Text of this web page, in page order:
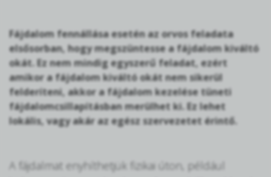
Fájdalom fennállása esetén az orvos feladata
elsősorban, hogy megszüntesse a fájdalom kiváltó
okát. Ez nem mindig egyszerű feladat, ezért
amikor a fájdalom kiváltó okát nem sikerül
felderíteni, akkor a fájdalom kezelése tüneti
fájdalomcsillapításban merülhet ki. Ez lehet
lokális, vagy akár az egész szervezetet érintő.
A fájdalmat enyhíthetjük fizikai úton, például